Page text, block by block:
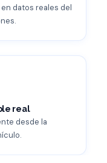
datos reales del
real
desde la